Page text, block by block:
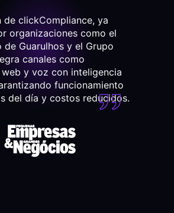
de clickCompliance, ya
organizaciones como el
Guarulhos y el Grupo
canales como
y voz con inteligencia
funcionamiento
del día y costos reducidos.